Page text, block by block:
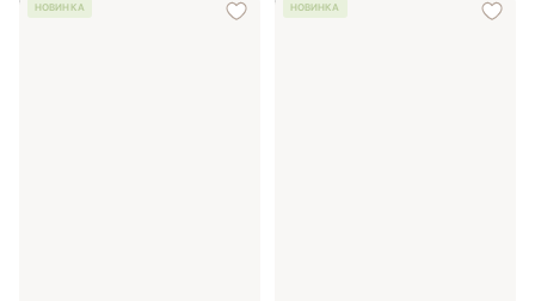
НОВИНКА НОВИНКА